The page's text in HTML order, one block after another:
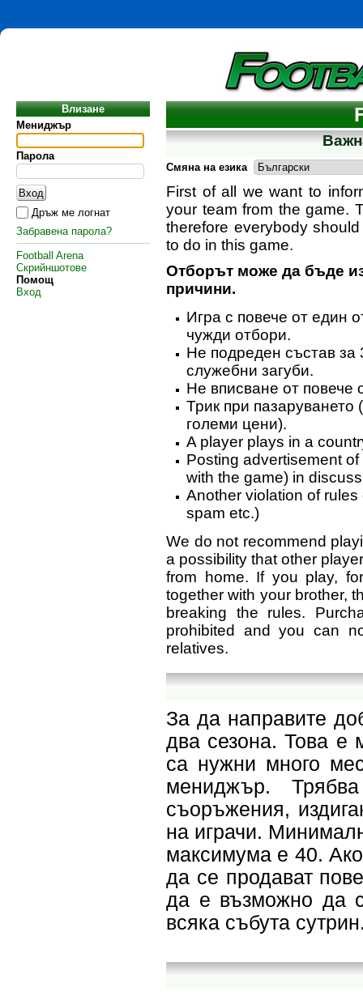
Влизане
Мениджър
Парола
Дръж ме логнат
Забравена парола?
Football Arena
Скрийншотове
Помощ
Вход
Смяна на езика
First of all we want to
your team from the game.
therefore everybody
to do in this game.
Отборът може да бъде
причини.
Игра с повече от един
чужди отбори.
Не подреден състав за
служебни загуби.
Не вписване от повече
Трик при пазаруването
големи цени).
A player plays in a
Posting advertisement
with the game) in
Another violation of
spam etc.)
We do not recommend
a possibility that other
from home. If you play,
together with your brother,
breaking the rules.
prohibited and you can
relatives.
За да направите
два сезона. Това е
са нужни много
мениджър.
съоръжения,
на играчи.
максимума е 40.
да се продават
да е възможно да
всяка събута